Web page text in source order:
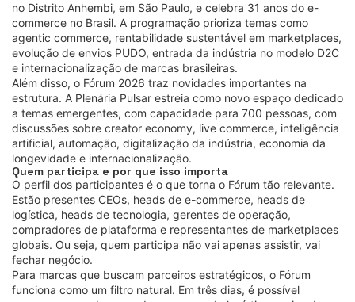
no Distrito Anhembi, em São Paulo, e celebra 31 anos do e-
commerce no Brasil. A programação prioriza temas como
agentic commerce, rentabilidade sustentável em marketplaces,
evolução de envios PUDO, entrada da indústria no modelo D2C
e internacionalização de marcas brasileiras.
Além disso, o Fórum 2026 traz novidades importantes na
estrutura. A Plenária Pulsar estreia como novo espaço dedicado
a temas emergentes, com capacidade para 700 pessoas, com
discussões sobre creator economy, live commerce, inteligência
artificial, automação, digitalização da indústria, economia da
longevidade e internacionalização.
Quem participa e por que isso importa
O perfil dos participantes é o que torna o Fórum tão relevante.
Estão presentes CEOs, heads de e-commerce, heads de
logística, heads de tecnologia, gerentes de operação,
compradores de plataforma e representantes de marketplaces
globais. Ou seja, quem participa não vai apenas assistir, vai
fechar negócio.
Para marcas que buscam parceiros estratégicos, o Fórum
funciona como um filtro natural. Em três dias, é possível